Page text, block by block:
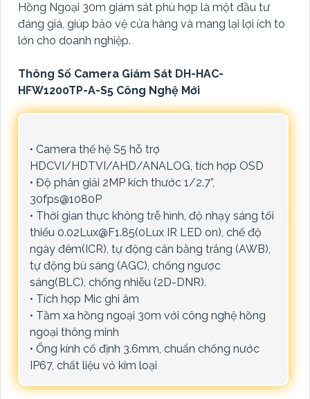
Hồng Ngoại 30m giám sát phù hợp là một đầu tư
đáng giá, giúp bảo vệ cửa hàng và mang lại lợi ích to
lớn cho doanh nghiệp.
Thông Số Camera Giám Sát DH-HAC-
HFW1200TP-A-S5 Công Nghệ Mới
• Camera thế hệ S5 hỗ trợ
HDCVI/HDTVI/AHD/ANALOG, tích hợp OSD
• Độ phân giải 2MP kích thước 1/2.7”,
30fps@1080P
• Thời gian thực không trễ hình, độ nhạy sáng tối
thiểu 0.02Lux@F1.85(0Lux IR LED on), chế độ
ngày đêm(ICR), tự động cân bằng trắng (AWB),
tự động bù sáng (AGC), chống ngược
sáng(BLC), chống nhiễu (2D-DNR).
• Tích hợp Mic ghi âm
• Tầm xa hồng ngoại 30m với công nghệ hồng
ngoại thông minh
• Ống kính cố định 3.6mm, chuẩn chống nước
IP67, chất liệu vỏ kim loại